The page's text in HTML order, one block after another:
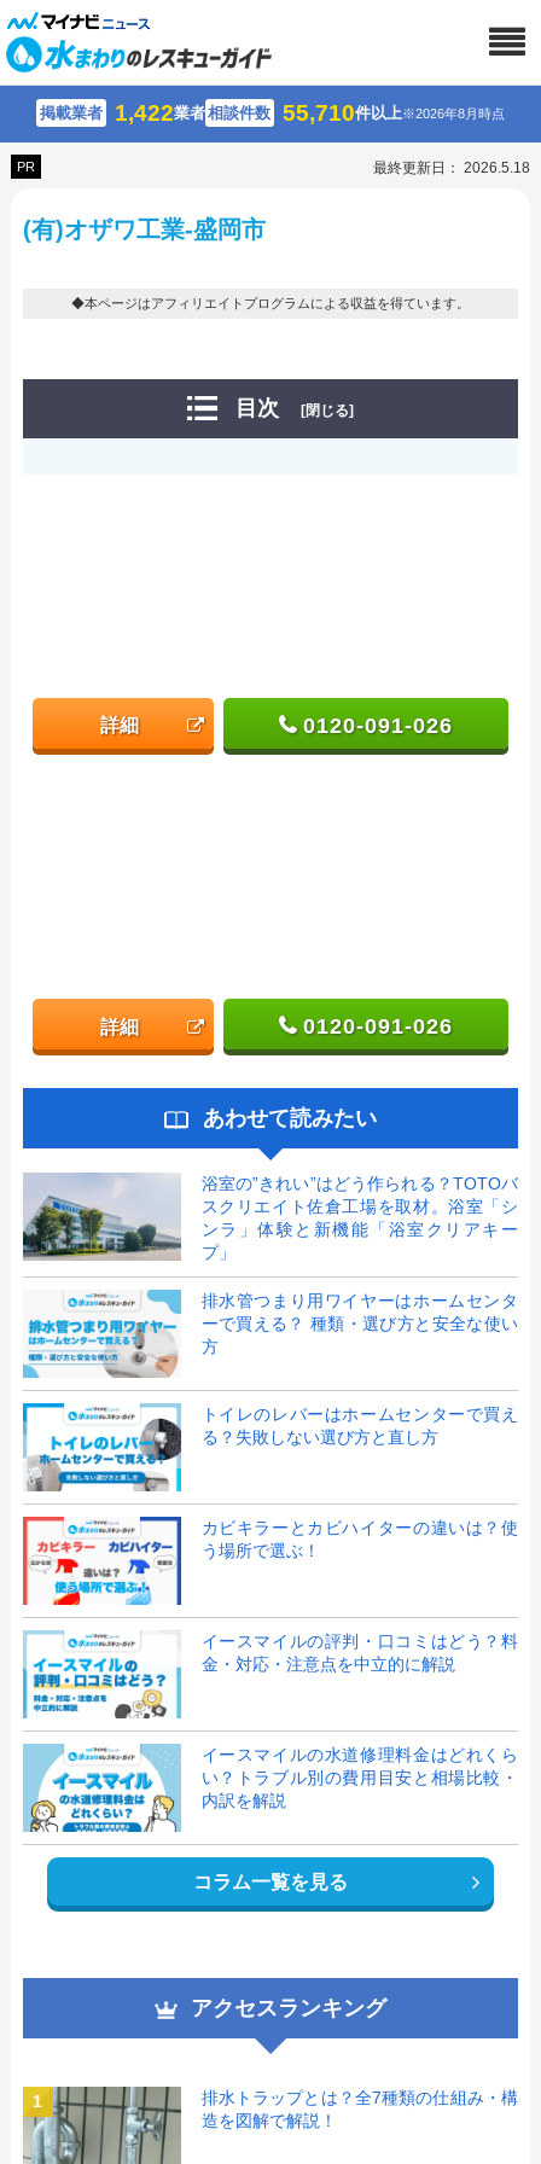
掲載業者 1,422業者相談件数 55,710件以上※2026年8月時点
PR 最終更新日： 2026.5.18
(有)オザワ工業-盛岡市
◆本ページはアフィリエイトプログラムによる収益を得ています。
目次 [閉じる]
詳細 0120-091-026
詳細 0120-091-026
あわせて読みたい
浴室の”きれい”はどう作られる？TOTOバ
スクリエイト佐倉工場を取材。浴室「シ
ンラ」体験と新機能「浴室クリアキー
プ」
排水管つまり用ワイヤーはホームセンタ
ーで買える？ 種類・選び方と安全な使い
方
トイレのレバーはホームセンターで買え
る？失敗しない選び方と直し方
カビキラーとカビハイターの違いは？使
う場所で選ぶ！
イースマイルの評判・口コミはどう？料
金・対応・注意点を中立的に解説
イースマイルの水道修理料金はどれくら
い？トラブル別の費用目安と相場比較・
内訳を解説
コラム一覧を見る
アクセスランキング
1
排水トラップとは？全7種類の仕組み・構
造を図解で解説！